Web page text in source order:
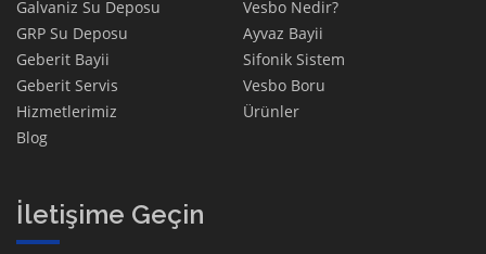
Galvaniz Su Deposu
Vesbo Nedir?
GRP Su Deposu
Ayvaz Bayii
Geberit Bayii
Sifonik Sistem
Geberit Servis
Vesbo Boru
Hizmetlerimiz
Ürünler
Blog
İletişime Geçin